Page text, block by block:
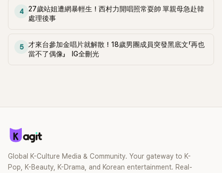
4
27歲站姐遭網暴輕生！西村力開唱照常耍帥 單親母急赴韓
處理後事
5
才來台參加金唱片就解散！18歲男團成員突發黑底文「再也
當不了偶像」 IG全刪光
Global K-Culture Media & Community. Your gateway to K-
Pop, K-Beauty, K-Drama, and Korean entertainment. Real-